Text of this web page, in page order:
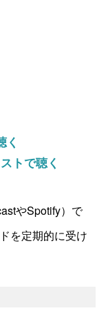
く
トで聴く
やSpotify）で
を定期的に受け